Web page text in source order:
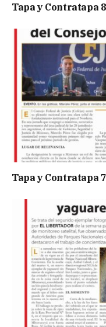
Tapa y Contratapa
Tapa y Contratapa